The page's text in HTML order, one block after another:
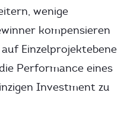
wenige
kompensieren
Einzelprojektebene
Performance eines
Investment zu